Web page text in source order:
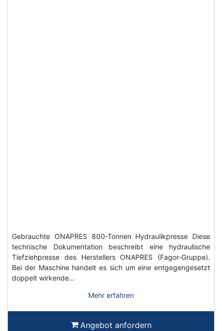
Gebrauchte ONAPRES 800-Tonnen Hydraulikpresse Diese
technische Dokumentation beschreibt eine hydraulische
Tiefziehpresse des Herstellers ONAPRES (Fagor-Gruppe).
Bei der Maschine handelt es sich um eine entgegengesetzt
doppelt wirkende…
Mehr erfahren
Angebot anfordern